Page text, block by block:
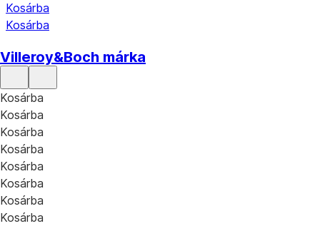
Kosárba
Kosárba
Villeroy&Boch márka
Kosárba
Kosárba
Kosárba
Kosárba
Kosárba
Kosárba
Kosárba
Kosárba